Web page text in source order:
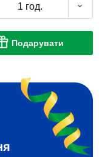
1 год.
Подарувати